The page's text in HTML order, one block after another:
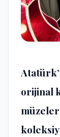
orijinal